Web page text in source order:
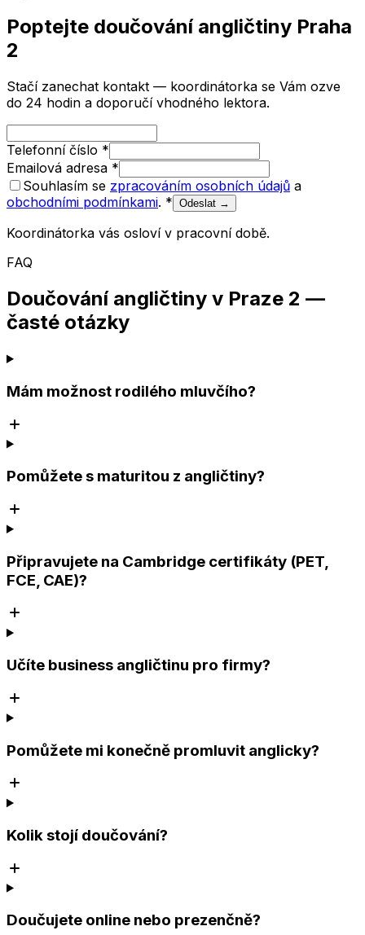
Poptejte doučování angličtiny Praha
2
Stačí zanechat kontakt — koordinátorka se Vám ozve
do 24 hodin a doporučí vhodného lektora.
Telefonní číslo *
Emailová adresa *
Souhlasím se zpracováním osobních údajů a
obchodními podmínkami. * Odeslat →
Koordinátorka vás osloví v pracovní době.
FAQ
Doučování angličtiny v Praze 2 —
časté otázky
Mám možnost rodilého mluvčího?
Pomůžete s maturitou z angličtiny?
Připravujete na Cambridge certifikáty (PET,
FCE, CAE)?
Učíte business angličtinu pro firmy?
Pomůžete mi konečně promluvit anglicky?
Kolik stojí doučování?
Doučujete online nebo prezenčně?